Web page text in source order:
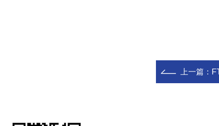
上一篇：